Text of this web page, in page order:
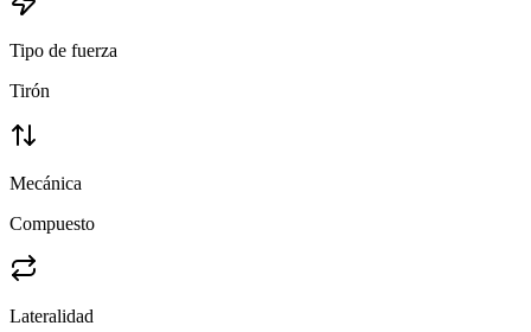
Tipo de fuerza
Tirón
Mecánica
Compuesto
Lateralidad